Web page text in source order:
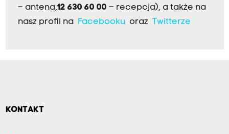
– antena,12 630 60 00 – recepcja), a także na
nasz profil na Facebookuoraz Twitterze
KONTAKT